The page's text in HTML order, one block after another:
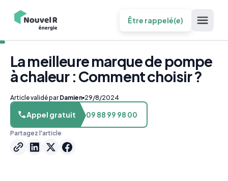
Être rappelé(e)
La meilleure marque de pompe
à chaleur : Comment choisir ?
Article validé par Damien 29/8/2024
Appel gratuit 09 88 99 98 00
Partagez l'article